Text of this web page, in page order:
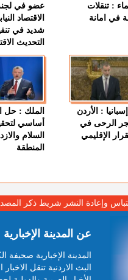
: تنقلات
في امانة
عضو في
الاقتصاد
شديد في
التحديث
: الأردن
الرحى في
الإقليمي
الملك : حل
أساسي
السلام
المنطقة
وإعادة النشر شريط ذكر
عن المدينة الإخبارية
المدينة الإخبارية صحيفة
البث الاردنية تنقل